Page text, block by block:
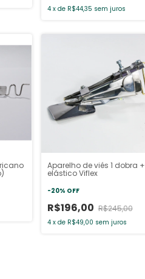
4 x de R$44,35 sem juros
Aparelho de viés 1 dobra +
elástico Viflex
-20% OFF
R$196,00 R$245,00
4 x de R$49,00 sem juros